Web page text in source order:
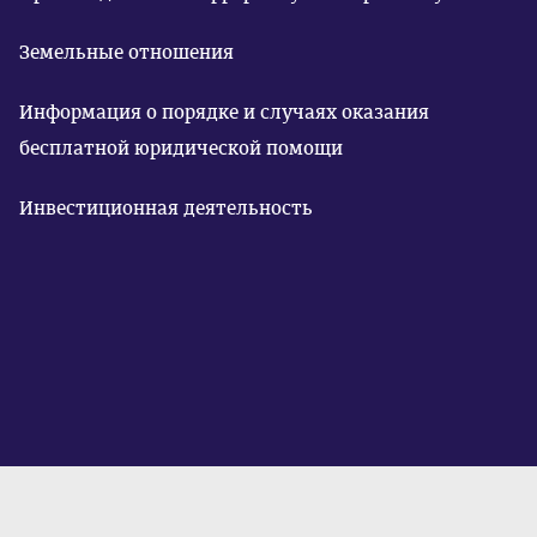
Земельные отношения
Информация о порядке и случаях оказания
бесплатной юридической помощи
Инвестиционная деятельность